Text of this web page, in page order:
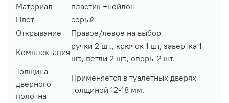
Материал
пластик +нейлон
Цвет
серый
Открывание
Правое/левое на выбор
Комплектация
ручки 2 шт., крючок 1 шт, завертка 1
шт., петли 2 шт., опоры 2 шт.
Толщина
дверного
полотна
Применяется в туалетных дверях
толщиной 12-18 мм.